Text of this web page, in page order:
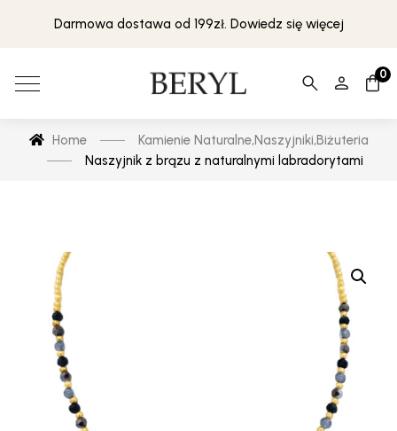
Darmowa dostawa od 199zł. Dowiedz się więcej
0
Home Kamienie Naturalne,Naszyjniki,Biżuteria
Naszyjnik z brązu z naturalnymi labradorytami